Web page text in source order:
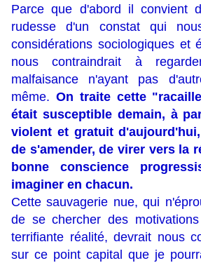
Parce que d'abord il convient
rudesse d'un constat qui
considérations sociologiques et
nous contraindrait à
malfaisance n'ayant pas
même. On traite cette
était susceptible demain, à
violent et gratuit
de s'amender, de virer vers la
bonne conscience
imaginer en chacun.
Cette sauvagerie nue, qui
de se chercher des
terrifiante réalité, devrait nous
sur ce point capital que je